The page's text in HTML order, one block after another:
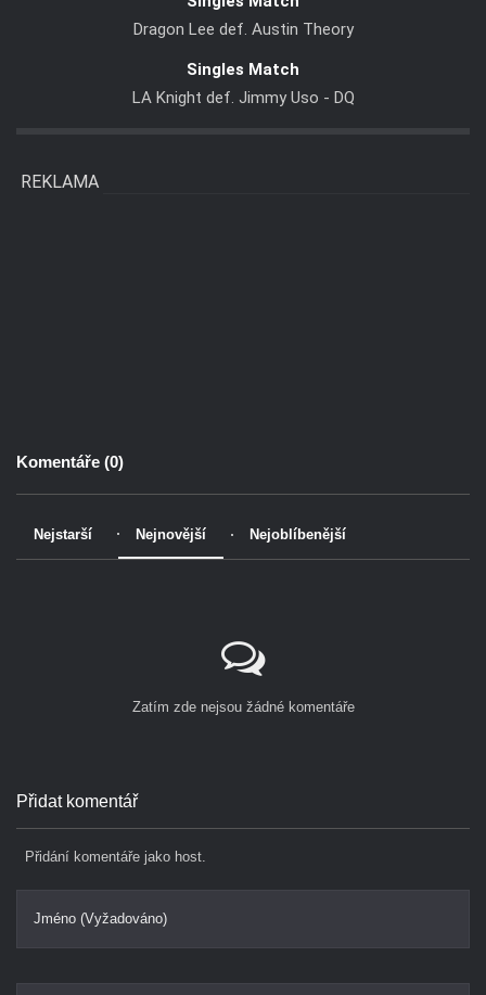
Dragon Lee def. Austin Theory
Singles Match
LA Knight def. Jimmy Uso - DQ
REKLAMA
Komentáře (0)
Nejstarší Nejnovější Nejoblíbenější
Zatím zde nejsou žádné komentáře
Přidat komentář
Přidání komentáře jako host.
Jméno (Vyžadováno)